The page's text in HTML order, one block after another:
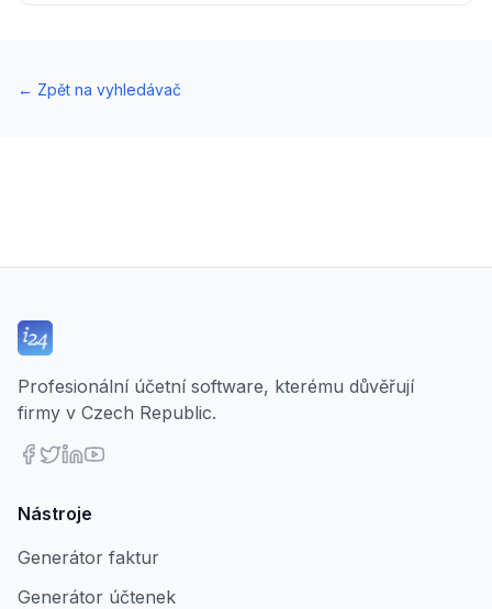
← Zpět na vyhledávač
Profesionální účetní software, kterému důvěřují
firmy v Czech Republic.
Nástroje
Generátor faktur
Generátor účtenek